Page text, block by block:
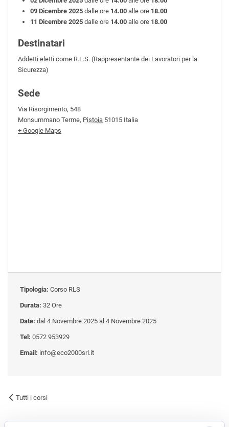
09 Dicembre 2025 dalle ore 14.00alle ore 18.00
11 Dicembre 2025 dalle ore 14.00alle ore 18.00
Destinatari
Addetti eletti come R.L.S. (Rappresentante dei Lavoratori per la
Sicurezza)
Sede
Via Risorgimento, 548
Monsummano Terme, Pistoia 51015 Italia
+ Google Maps
Tipologia: Corso RLS
Durata: 32 Ore
Date: dal 4 Novembre 2025 al 4 Novembre 2025
Tel: 0572 953929
Email: info@eco2000srl.it
Tutti i corsi